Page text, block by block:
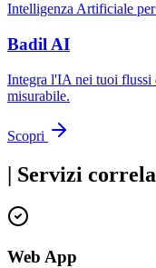
Intelligenza Artificiale
Badil AI
Integra l'IA nei tuoi flussi
misurabile.
Scopri
| Servizi
Web App